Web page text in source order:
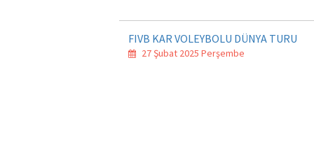
FIVB KAR VOLEYBOLU DÜNYA TURU
27 Şubat 2025 Perşembe